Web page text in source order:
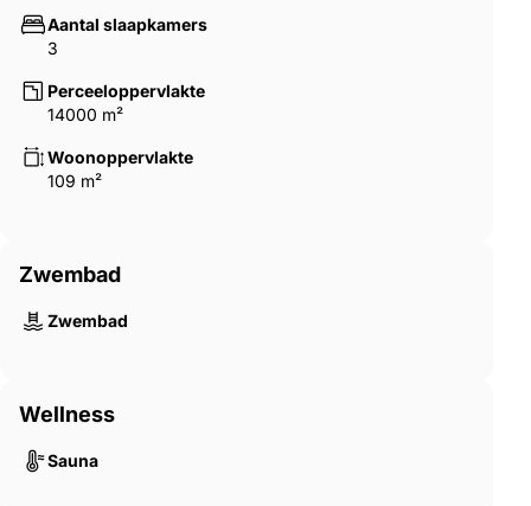
Aantal slaapkamers
3
Perceeloppervlakte
14000 m²
Woonoppervlakte
109 m²
Zwembad
Zwembad
Wellness
Sauna